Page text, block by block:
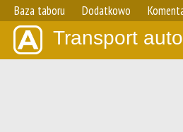
Baza taboru Dodatkowo
Transport